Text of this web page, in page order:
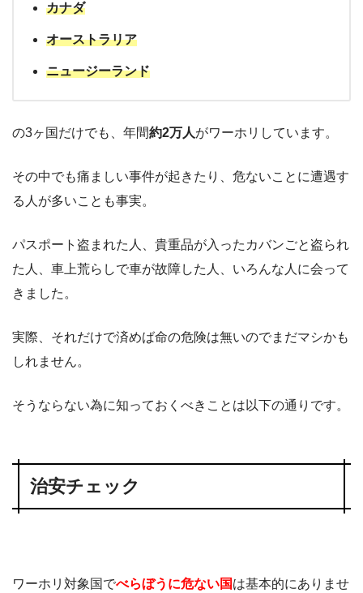
カナダ
オーストラリア
ニュージーランド
の3ヶ国だけでも、年間約2万人がワーホリしています。
その中でも痛ましい事件が起きたり、危ないことに遭遇す
る人が多いことも事実。
パスポート盗まれた人、貴重品が入ったカバンごと盗られ
た人、車上荒らしで車が故障した人、いろんな人に会って
きました。
実際、それだけで済めば命の危険は無いのでまだマシかも
しれません。
そうならない為に知っておくべきことは以下の通りです。
治安チェック
ワーホリ対象国でべらぼうに危ない国は基本的にありませ